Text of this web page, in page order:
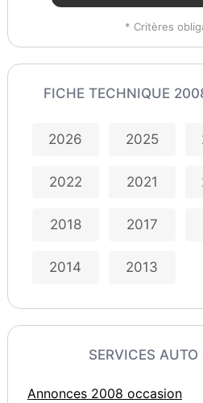
* Critères
FICHE TECHNIQUE
2026 2025
2022 2021
2018 2017
2014 2013
SERVICES AUTO
Annonces 2008 occasion